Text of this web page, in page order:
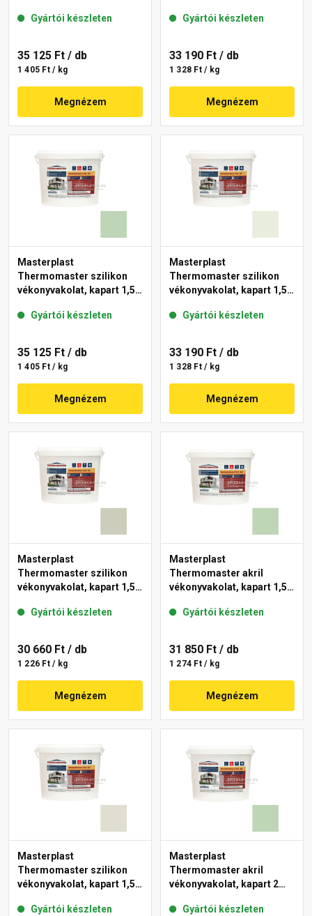
Gyártói készleten
35 125 Ft / db
1 405 Ft / kg
Megnézem
Gyártói készleten
33 190 Ft / db
1 328 Ft / kg
Megnézem
Masterplast
Thermomaster szilikon
vékonyvakolat, kapart 1,5
Gyártói készleten
35 125 Ft / db
1 405 Ft / kg
Megnézem
Masterplast
Thermomaster szilikon
vékonyvakolat, kapart 1,5
Gyártói készleten
33 190 Ft / db
1 328 Ft / kg
Megnézem
Masterplast
Thermomaster szilikon
vékonyvakolat, kapart 1,5
Gyártói készleten
30 660 Ft / db
1 226 Ft / kg
Megnézem
Masterplast
Thermomaster akril
vékonyvakolat, kapart 1,5
Gyártói készleten
31 850 Ft / db
1 274 Ft / kg
Megnézem
Masterplast
Thermomaster szilikon
vékonyvakolat, kapart 1,5
Gyártói készleten
Masterplast
Thermomaster akril
vékonyvakolat, kapart 2
Gyártói készleten